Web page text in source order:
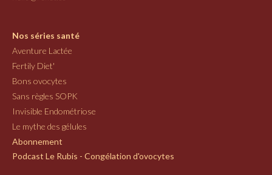
Nos séries santé
Aventure Lactée
Fertily Diet'
Bons ovocytes
Sans règles SOPK
Invisible Endométriose
Le mythe des gélules
Abonnement
Podcast Le Rubis - Congélation d'ovocytes